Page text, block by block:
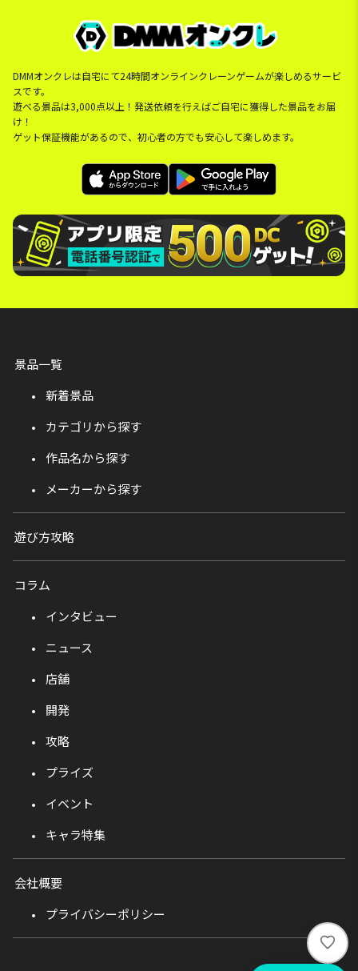
DMMオンクレは自宅にて24時間オンラインクレーンゲームが楽しめるサービ
スです。
遊べる景品は3,000点以上！発送依頼を行えばご自宅に獲得した景品をお届
け！
ゲット保証機能があるので、初心者の方でも安心して楽しめます。
い
い
景品一覧
新着景品
カテゴリから探す
作品名から探す
メーカーから探す
遊び方攻略
コラム
インタビュー
ニュース
店舗
開発
攻略
プライズ
イベント
キャラ特集
会社概要
プライバシーポリシー